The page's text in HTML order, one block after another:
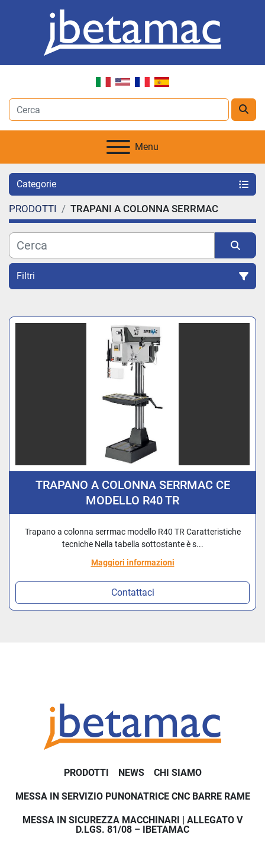
Menu
Categorie
PRODOTTI TRAPANI A COLONNA SERRMAC
Filtri
TRAPANO A COLONNA SERRMAC CE
MODELLO R40 TR
Trapano a colonna serrmac modello R40 TR Caratteristiche
tecniche Nella tabella sottostante è s...
Maggiori informazioni
Contattaci
PRODOTTI NEWS CHI SIAMO
MESSA IN SERVIZIO PUNONATRICE CNC BARRE RAME
MESSA IN SICUREZZA MACCHINARI | ALLEGATO V
D.LGS. 81/08 – IBETAMAC